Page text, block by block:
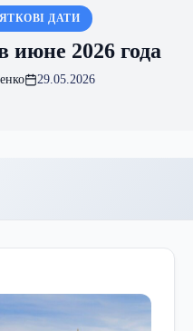
ДАТИ
июне 2026 года
29.05.2026